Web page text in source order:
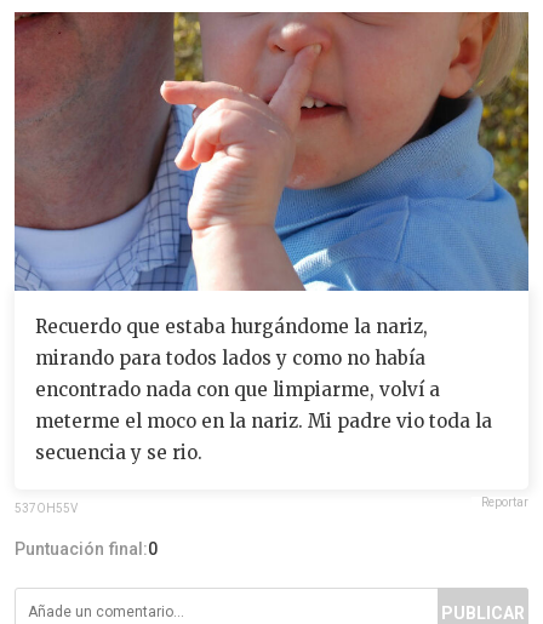
Recuerdo que estaba hurgándome la nariz,
mirando para todos lados y como no había
encontrado nada con que limpiarme, volví a
meterme el moco en la nariz. Mi padre vio toda la
secuencia y se rio.
537OH55V Reportar
Puntuación final:0
PUBLICAR